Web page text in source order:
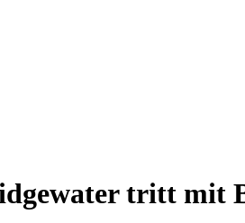
tritt mit